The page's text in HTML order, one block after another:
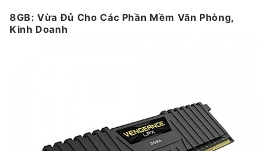
8GB: Vừa Đủ Cho Các Phần Mềm Văn Phòng,
Kinh Doanh